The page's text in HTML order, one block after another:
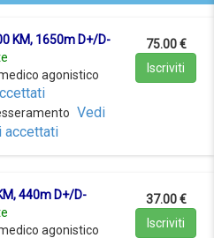
KM, 1650m D+/D-
agonistico
Vedi
accettati
75.00 €
Iscriviti
440m D+/D-
agonistico
37.00 €
Iscriviti